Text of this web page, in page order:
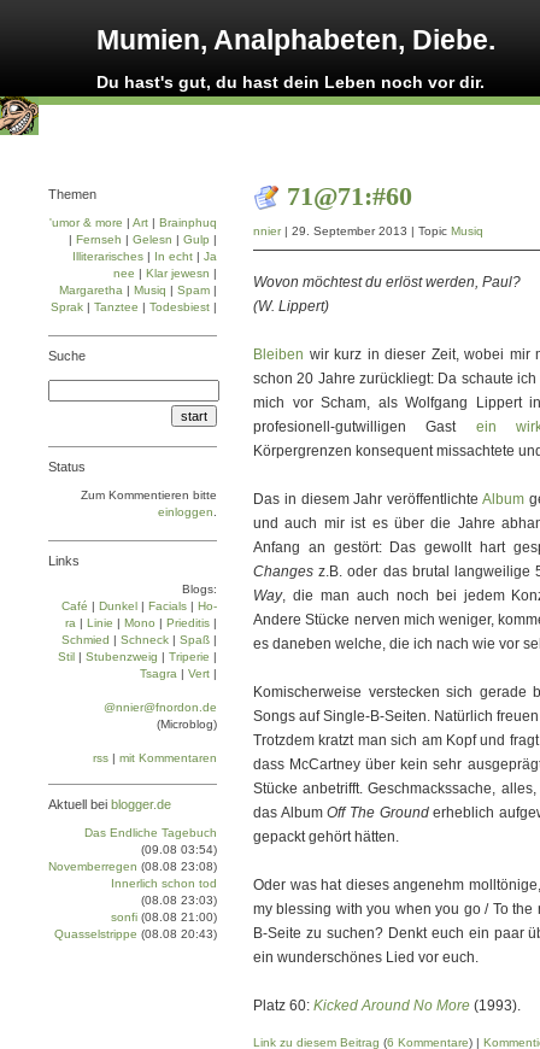
Mumien, Analphabeten, Diebe.
Du hast's gut, du hast dein Leben noch vor dir.
71@71:#60
nnier| 29. September 2013 | Topic Musiq
Wovon möchtest du erlöst werden, Paul?
(W. Lippert)
Bleiben wir kurz in dieser Zeit, wobei mir
schon 20 Jahre zurückliegt: Da schaute
mich vor Scham, als Wolfgang Lippert
profesionell-gutwilligen Gast ein
Körpergrenzen konsequent missachtete
Das in diesem Jahr veröffentlichte Album
und auch mir ist es über die Jahre
Anfang an gestört: Das gewollt hart
Changes z.B. oder das brutal langweilige
Way, die man auch noch bei jedem
Andere Stücke nerven mich weniger,
es daneben welche, die ich nach wie vor
Komischerweise verstecken sich
Songs auf Single-B-Seiten. Natürlich
Trotzdem kratzt man sich am Kopf und
dass McCartney über kein sehr
Stücke anbetrifft. Geschmackssache,
das AlbumOff The Grounderheblich
gepackt gehört hätten.
Oder was hat dieses angenehm
my blessing with you when you go / To
B-Seite zu suchen? Denkt euch ein paar
ein wunderschönes Lied vor euch.
Platz 60: Kicked Around No More (1993).
Link zu diesem Beitrag (6 Kommentare) |
Themen
'umor & more | Art | Brainphuq
| Fernseh | Gelesn | Gulp |
Illiterarisches | In echt | Ja
nee | Klar jewesn |
Margaretha | Musiq | Spam |
Sprak | Tanztee | Todesbiest |
Suche
Status
Zum Kommentieren bitte
einloggen
Links
Blogs:
Café | Dun­kel | Facials | Ho­
ra | Linie | Mo­no | Prie­di­tis |
Schmied | Schneck | Spaß |
Stil | Stu­ben­zweig | Tri­pe­rie |
Tsa­gra | Vert |
@nnier@fnordon.de
(Microblog)
rss | mit Kommentaren
Aktuell bei blogger.de
Das Endliche Tagebuch
(09.08 03:54)
Novemberregen (08.08 23:08)
Innerlich schon tod
(08.08 23:03)
sonfi (08.08 21:00)
Quasselstrippe (08.08 20:43)